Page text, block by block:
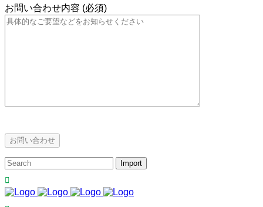
お問い合わせ内容 (必須)